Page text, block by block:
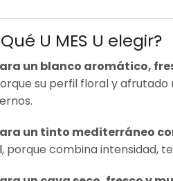
U MES U elegir?
un blanco aromático,
su perfil floral y afrutado
un tinto mediterráneo
, porque combina intensidad,